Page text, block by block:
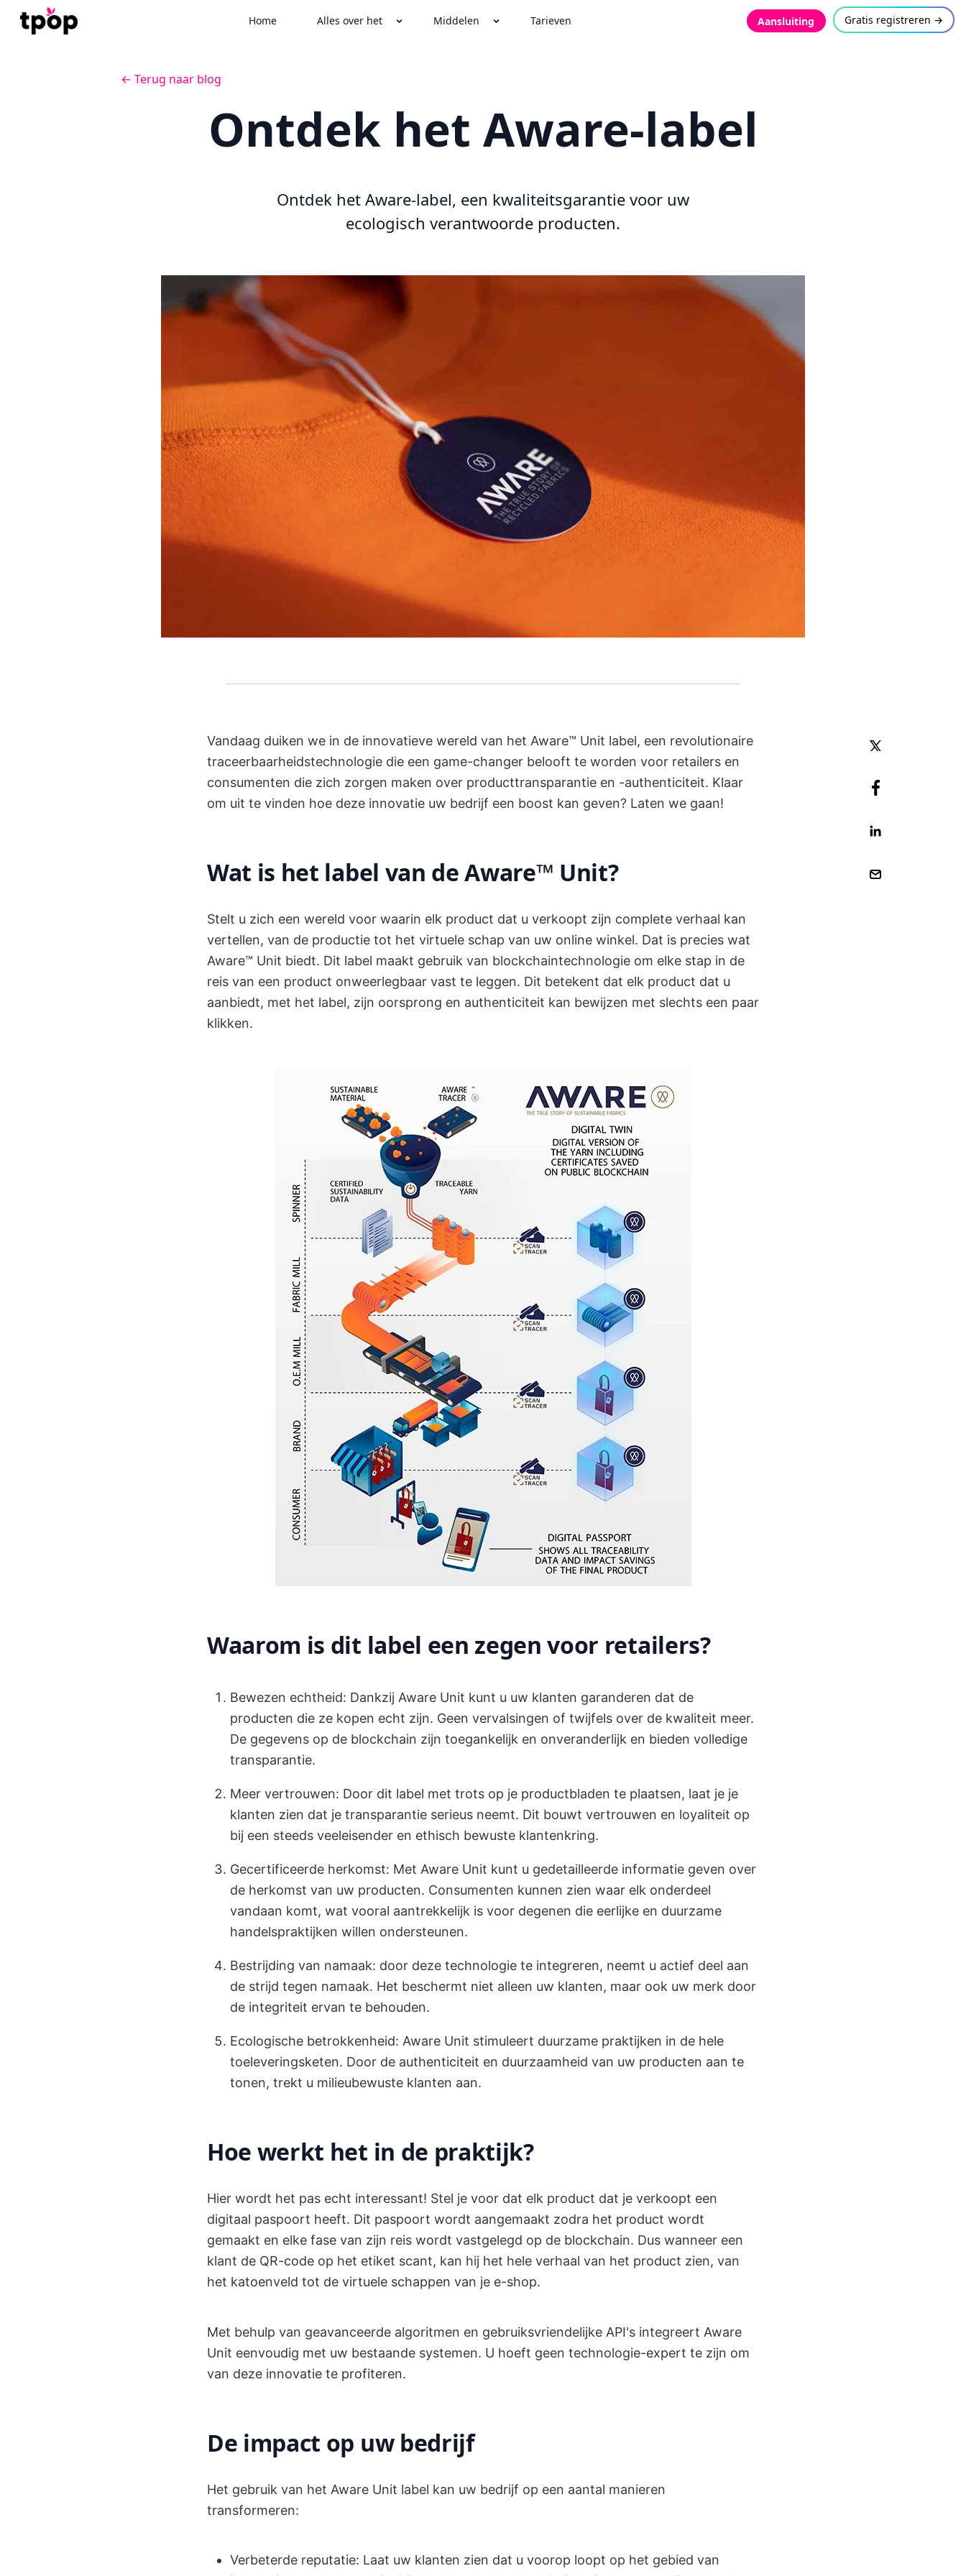
Home Alles over het Middelen Tarieven Aansluiting Gratis registreren →
← Terug naar blog
Ontdek het Aware-label
Ontdek het Aware-label, een kwaliteitsgarantie voor uw
ecologisch verantwoorde producten.
Vandaag duiken we in de innovatieve wereld van het Aware™ Unit label, een revolutionaire
traceerbaarheidstechnologie die een game-changer belooft te worden voor retailers en
consumenten die zich zorgen maken over producttransparantie en -authenticiteit. Klaar
om uit te vinden hoe deze innovatie uw bedrijf een boost kan geven? Laten we gaan!
Wat is het label van de Aware™ Unit?
Stelt u zich een wereld voor waarin elk product dat u verkoopt zijn complete verhaal kan
vertellen, van de productie tot het virtuele schap van uw online winkel. Dat is precies wat
Aware™ Unit biedt. Dit label maakt gebruik van blockchaintechnologie om elke stap in de
reis van een product onweerlegbaar vast te leggen. Dit betekent dat elk product dat u
aanbiedt, met het label, zijn oorsprong en authenticiteit kan bewijzen met slechts een paar
klikken.
Waarom is dit label een zegen voor retailers?
Bewezen echtheid: Dankzij Aware Unit kunt u uw klanten garanderen dat de
producten die ze kopen echt zijn. Geen vervalsingen of twijfels over de kwaliteit meer.
De gegevens op de blockchain zijn toegankelijk en onveranderlijk en bieden volledige
transparantie.
Meer vertrouwen: Door dit label met trots op je productbladen te plaatsen, laat je je
klanten zien dat je transparantie serieus neemt. Dit bouwt vertrouwen en loyaliteit op
bij een steeds veeleisender en ethisch bewuste klantenkring.
Gecertificeerde herkomst: Met Aware Unit kunt u gedetailleerde informatie geven over
de herkomst van uw producten. Consumenten kunnen zien waar elk onderdeel
vandaan komt, wat vooral aantrekkelijk is voor degenen die eerlijke en duurzame
handelspraktijken willen ondersteunen.
Bestrijding van namaak: door deze technologie te integreren, neemt u actief deel aan
de strijd tegen namaak. Het beschermt niet alleen uw klanten, maar ook uw merk door
de integriteit ervan te behouden.
Ecologische betrokkenheid: Aware Unit stimuleert duurzame praktijken in de hele
toeleveringsketen. Door de authenticiteit en duurzaamheid van uw producten aan te
tonen, trekt u milieubewuste klanten aan.
Hoe werkt het in de praktijk?
Hier wordt het pas echt interessant! Stel je voor dat elk product dat je verkoopt een
digitaal paspoort heeft. Dit paspoort wordt aangemaakt zodra het product wordt
gemaakt en elke fase van zijn reis wordt vastgelegd op de blockchain. Dus wanneer een
klant de QR-code op het etiket scant, kan hij het hele verhaal van het product zien, van
het katoenveld tot de virtuele schappen van je e-shop.
Met behulp van geavanceerde algoritmen en gebruiksvriendelijke API's integreert Aware
Unit eenvoudig met uw bestaande systemen. U hoeft geen technologie-expert te zijn om
van deze innovatie te profiteren.
De impact op uw bedrijf
Het gebruik van het Aware Unit label kan uw bedrijf op een aantal manieren
transformeren:
Verbeterde reputatie: Laat uw klanten zien dat u voorop loopt op het gebied van